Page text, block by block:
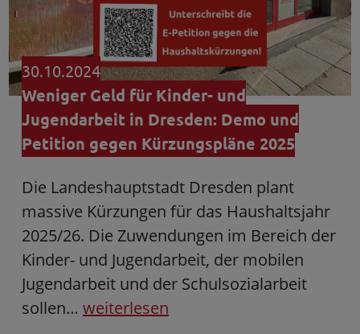
30.10.2024
Weniger Geld für Kinder- und
Jugendarbeit in Dresden: Demo und
Petition gegen Kürzungspläne 2025
Die Landeshauptstadt Dresden plant
massive Kürzungen für das Haushaltsjahr
2025/26. Die Zuwendungen im Bereich der
Kinder- und Jugendarbeit, der mobilen
Jugendarbeit und der Schulsozialarbeit
sollen… weiterlesen